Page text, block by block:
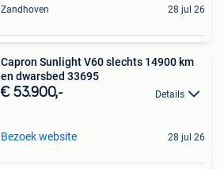
Zandhoven 28 jul 26
Capron Sunlight V60 slechts 14900 km
en dwarsbed 33695
€ 53.900,- Details
Bezoek website 28 jul 26